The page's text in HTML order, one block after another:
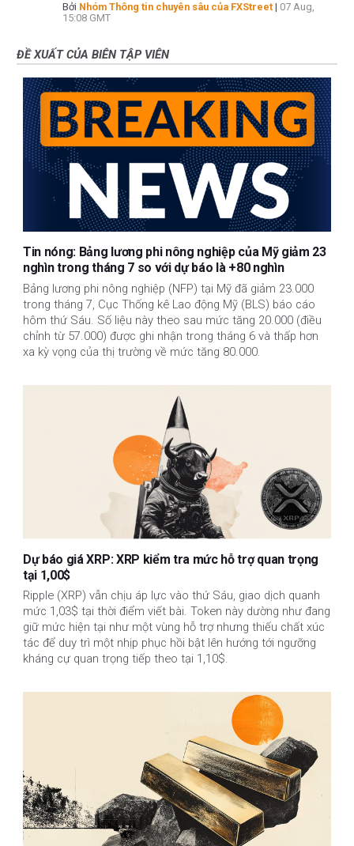
Bởi Nhóm Thông tin chuyên sâu của FXStreet | 07 Aug,
15:08 GMT
ĐỀ XUẤT CỦA BIÊN TẬP VIÊN
Tin nóng: Bảng lương phi nông nghiệp của Mỹ giảm 23
nghìn trong tháng 7 so với dự báo là +80 nghìn
Bảng lương phi nông nghiệp (NFP) tại Mỹ đã giảm 23.000
trong tháng 7, Cục Thống kê Lao động Mỹ (BLS) báo cáo
hôm thứ Sáu. Số liệu này theo sau mức tăng 20.000 (điều
chỉnh từ 57.000) được ghi nhận trong tháng 6 và thấp hơn
xa kỳ vọng của thị trường về mức tăng 80.000.
Dự báo giá XRP: XRP kiểm tra mức hỗ trợ quan trọng
tại 1,00$
Ripple (XRP) vẫn chịu áp lực vào thứ Sáu, giao dịch quanh
mức 1,03$ tại thời điểm viết bài. Token này dường như đang
giữ mức hiện tại như một vùng hỗ trợ nhưng thiếu chất xúc
tác để duy trì một nhịp phục hồi bật lên hướng tới ngưỡng
kháng cự quan trọng tiếp theo tại 1,10$.